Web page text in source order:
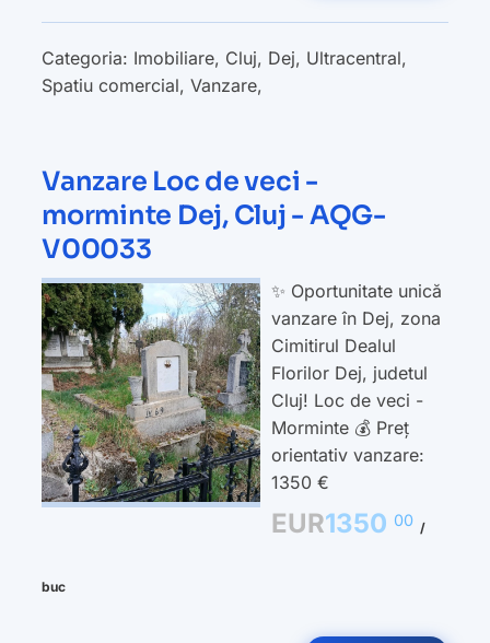
Categoria: Imobiliare, Cluj, Dej, Ultracentral,
Spatiu comercial, Vanzare,
Vanzare Loc de veci -
morminte Dej, Cluj - AQG-
V00033
✨ Oportunitate unică
vanzare în Dej, zona
Cimitirul Dealul
Florilor Dej, judetul
Cluj! Loc de veci -
Morminte 💰 Preț
orientativ vanzare:
1350 €
EUR1350 00 /
buc